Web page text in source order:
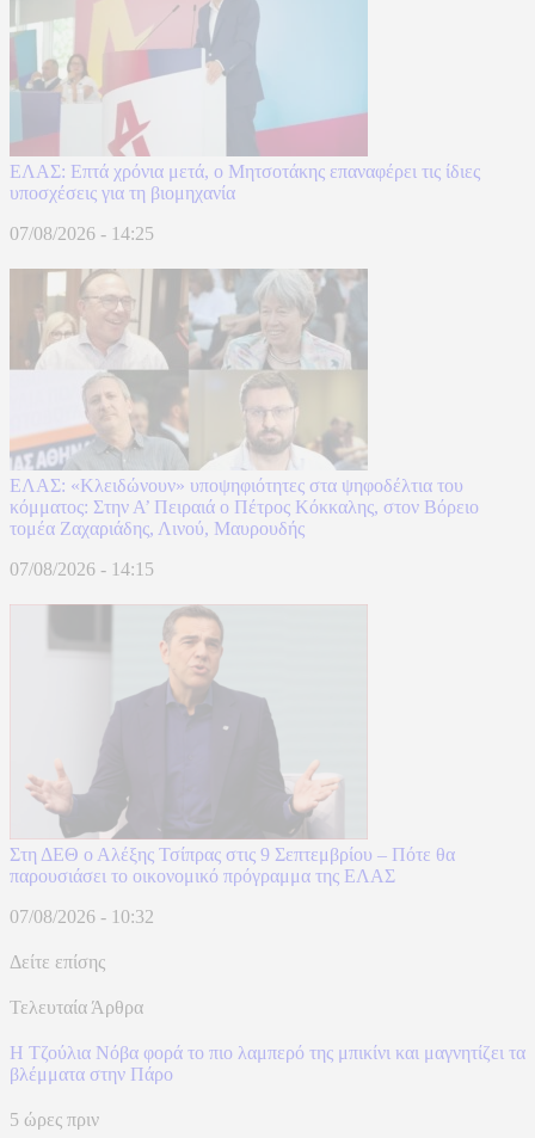
ΕΛΑΣ: Επτά χρόνια μετά, ο Μητσοτάκης επαναφέρει τις ίδιες
υποσχέσεις για τη βιομηχανία
07/08/2026 - 14:25
ΕΛΑΣ: «Κλειδώνουν» υποψηφιότητες στα ψηφοδέλτια του
κόμματος: Στην Α’ Πειραιά ο Πέτρος Κόκκαλης, στον Βόρειο
τομέα Ζαχαριάδης, Λινού, Μαυρουδής
07/08/2026 - 14:15
Στη ΔΕΘ ο Αλέξης Τσίπρας στις 9 Σεπτεμβρίου – Πότε θα
παρουσιάσει το οικονομικό πρόγραμμα της ΕΛΑΣ
07/08/2026 - 10:32
Δείτε επίσης
Τελευταία Άρθρα
Η Τζούλια Νόβα φορά το πιο λαμπερό της μπικίνι και μαγνητίζει τα
βλέμματα στην Πάρο
5 ώρες πριν